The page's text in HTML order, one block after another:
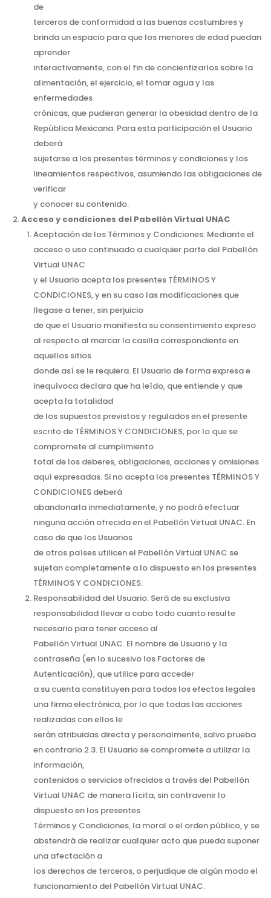
de
terceros de conformidad a las buenas costumbres y
brinda un espacio para que los menores de edad puedan
aprender
interactivamente, con el fin de concientizarlos sobre la
alimentación, el ejercicio, el tomar agua y las
enfermedades
crónicas, que pudieran generar la obesidad dentro de la
República Mexicana. Para esta participación el Usuario
deberá
sujetarse a los presentes términos y condiciones y los
lineamientos respectivos, asumiendo las obligaciones de
verificar
y conocer su contenido.
Acceso y condiciones del Pabellón Virtual UNAC
Aceptación de los Términos y Condiciones: Mediante el
acceso o uso continuado a cualquier parte del Pabellón
Virtual UNAC
y el Usuario acepta los presentes TÉRMINOS Y
CONDICIONES, y en su caso las modificaciones que
llegase a tener, sin perjuicio
de que el Usuario manifiesta su consentimiento expreso
al respecto al marcar la casilla correspondiente en
aquellos sitios
donde así se le requiera. El Usuario de forma expresa e
inequívoca declara que ha leído, que entiende y que
acepta la totalidad
de los supuestos previstos y regulados en el presente
escrito de TÉRMINOS Y CONDICIONES, por lo que se
compromete al cumplimiento
total de los deberes, obligaciones, acciones y omisiones
aquí expresadas. Si no acepta los presentes TÉRMINOS Y
CONDICIONES deberá
abandonarla inmediatamente, y no podrá efectuar
ninguna acción ofrecida en el Pabellón Virtual UNAC. En
caso de que los Usuarios
de otros países utilicen el Pabellón Virtual UNAC se
sujetan completamente a lo dispuesto en los presentes
TÉRMINOS Y CONDICIONES.
Responsabilidad del Usuario: Será de su exclusiva
responsabilidad llevar a cabo todo cuanto resulte
necesario para tener acceso al
Pabellón Virtual UNAC. El nombre de Usuario y la
contraseña (en lo sucesivo los Factores de
Autenticación), que utilice para acceder
a su cuenta constituyen para todos los efectos legales
una firma electrónica, por lo que todas las acciones
realizadas con ellos le
serán atribuidas directa y personalmente, salvo prueba
en contrario.2.3. El Usuario se compromete a utilizar la
información,
contenidos o servicios ofrecidos a través del Pabellón
Virtual UNAC de manera lícita, sin contravenir lo
dispuesto en los presentes
Términos y Condiciones, la moral o el orden público, y se
abstendrá de realizar cualquier acto que pueda suponer
una afectación a
los derechos de terceros, o perjudique de algún modo el
funcionamiento del Pabellón Virtual UNAC.